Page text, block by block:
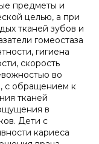
предметы и
целью, а при
тканей зубов и
гомеостаза
гигиена
скорость
во
с обращением к
тканей
в
Дети с
кариеса